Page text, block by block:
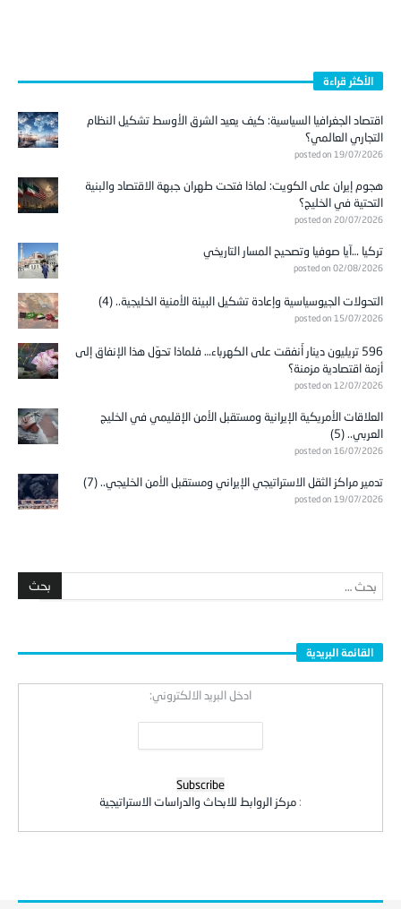
الأكثر قراءة
اقتصاد الجغرافيا السياسية: كيف يعيد الشرق الأوسط تشكيل النظام
التجاري العالمي؟
posted on 19/07/2026
هجوم إيران على الكويت: لماذا فتحت طهران جبهة الاقتصاد والبنية
التحتية في الخليج؟
posted on 20/07/2026
تركيا …آيا صوفيا وتصحيح المسار التاريخي
posted on 02/08/2026
التحولات الجيوسياسية وإعادة تشكيل البيئة الأمنية الخليجية.. (4)
posted on 15/07/2026
596 تريليون دينار أُنفقت على الكهرباء… فلماذا تحوّل هذا الإنفاق إلى
أزمة اقتصادية مزمنة؟
posted on 12/07/2026
العلاقات الأمريكية الإيرانية ومستقبل الأمن الإقليمي في الخليج
العربي.. (5)
posted on 16/07/2026
تدمير مراكز الثقل الاستراتيجي الإيراني ومستقبل الأمن الخليجي.. (7)
posted on 19/07/2026
القائمة البريدية
ادخل البريد الالكتروني:
: مركز الروابط للابحاث والدراسات الاستراتيجية